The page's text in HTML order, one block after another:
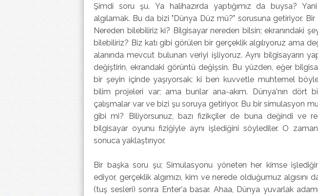
Şimdi soru şu. Ya halihazırda yaptığımız da buysa?
algılamak. Bu da bizi "Dünya Düz mü?" sorusuna getiriyor.
Nereden bilebiliriz ki? Bilgisayar nereden bilsin; ekranındaki
bilebiliriz? Biz katı gibi görülen bir gerçeklik algılıyoruz ama
alanında mevcut bulunan veriyi işliyoruz. Aynı bilgisayarın
değiştirin, ekrandaki görüntü değişsin. Bu yüzden, eğer
bir şeyin içinde yaşıyorsak; ki ben kuvvetle muhtemel
bilim projeleri var; ama bunlar ana-akım. Dünya'nın dört
çalışmalar var ve bizi şu soruya getiriyor. Bu bir simulasyon
gibi mi? Biliyorsunuz, bazı fizikçiler de buna değindi ve
bilgisayar oyunu fiziğiyle aynı işlediğini söylediler. O
sonuca yaklaştırıyor.
Bir başka soru şu; Simulasyonu yöneten her kimse
ediyor, gerçeklik algımızı, kim ve nerede olduğumuz algısını
(tuş sesleri) sonra Enter'a basar. Ahaa, Dünya yuvarlak